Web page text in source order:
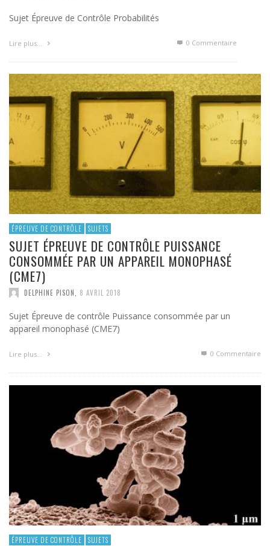
Sujet Épreuve de Contrôle Probabilités
Lire plus… 0 Commentaire
ÉPREUVE DE CONTRÔLE SUJETS
SUJET ÉPREUVE DE CONTRÔLE PUISSANCE
CONSOMMÉE PAR UN APPAREIL MONOPHASÉ
(CME7)
DELPHINE PISON 8 AVRIL 2018
Sujet Épreuve de contrôle Puissance consommée par un
appareil monophasé (CME7)
Lire plus… 0 Commentaire
ÉPREUVE DE CONTRÔLE SUJETS